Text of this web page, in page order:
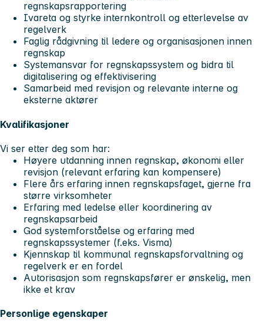
regnskapsrapportering
Ivareta og styrke internkontroll og etterlevelse av
regelverk
Faglig rådgivning til ledere og organisasjonen innen
regnskap
Systemansvar for regnskapssystem og bidra til
digitalisering og effektivisering
Samarbeid med revisjon og relevante interne og
eksterne aktører
Kvalifikasjoner
Vi ser etter deg som har:
Høyere utdanning innen regnskap, økonomi eller
revisjon (relevant erfaring kan kompensere)
Flere års erfaring innen regnskapsfaget, gjerne fra
større virksomheter
Erfaring med ledelse eller koordinering av
regnskapsarbeid
God systemforståelse og erfaring med
regnskapssystemer (f.eks. Visma)
Kjennskap til kommunal regnskapsforvaltning og
regelverk er en fordel
Autorisasjon som regnskapsfører er ønskelig, men
ikke et krav
Personlige egenskaper